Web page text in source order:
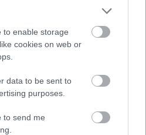
to enable storage
cookies on web or
data to be sent to
purposes.
to send me
szinergiáról szól.
Nem
létre, amelyek többek
identitást formáló
az egyediség és
– olyan emberekből
járni, és akik számára a